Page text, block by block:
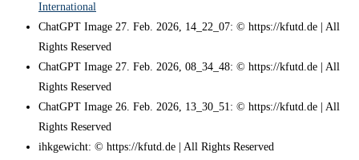
International
ChatGPT Image 27. Feb. 2026, 14_22_07: © https://kfutd.de | All
Rights Reserved
ChatGPT Image 27. Feb. 2026, 08_34_48: © https://kfutd.de | All
Rights Reserved
ChatGPT Image 26. Feb. 2026, 13_30_51: © https://kfutd.de | All
Rights Reserved
ihkgewicht: © https://kfutd.de | All Rights Reserved